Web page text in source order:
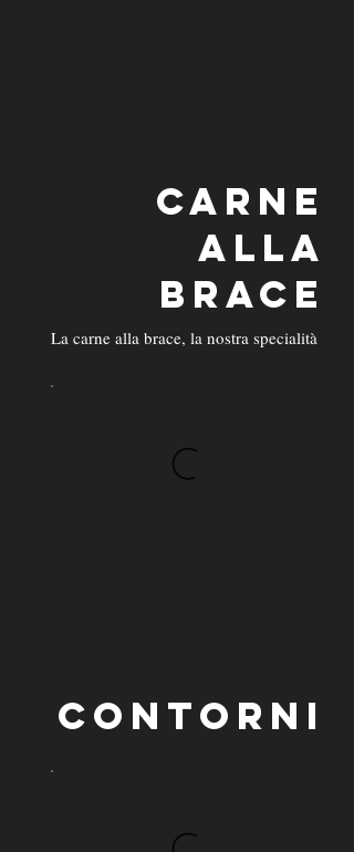
CARNE
ALLA
BRACE
La carne alla brace, la nostra specialità
CONTORNI